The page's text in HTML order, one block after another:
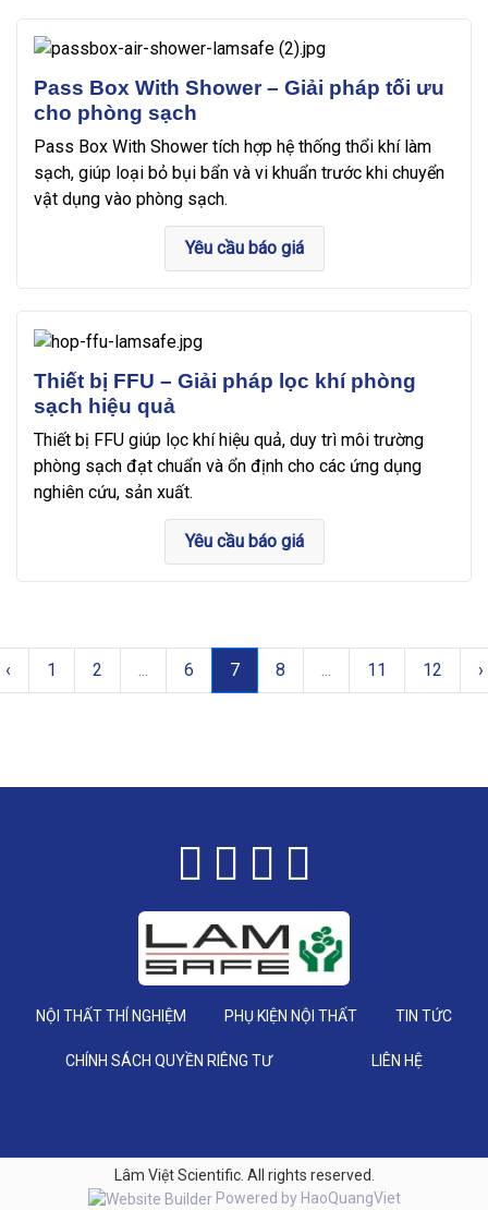
Pass Box With Shower – Giải pháp tối ưu
cho phòng sạch
Pass Box With Shower tích hợp hệ thống thổi khí làm
sạch, giúp loại bỏ bụi bẩn và vi khuẩn trước khi chuyển
vật dụng vào phòng sạch.
Yêu cầu báo giá
Thiết bị FFU – Giải pháp lọc khí phòng
sạch hiệu quả
Thiết bị FFU giúp lọc khí hiệu quả, duy trì môi trường
phòng sạch đạt chuẩn và ổn định cho các ứng dụng
nghiên cứu, sản xuất.
Yêu cầu báo giá
‹ 1 2 ... 6 7 8 ... 11 12 ›
NỘI THẤT THÍ NGHIỆM PHỤ KIỆN NỘI THẤT TIN TỨC
CHÍNH SÁCH QUYỀN RIÊNG TƯ LIÊN HỆ
Lâm Việt Scientific. All rights reserved.
Powered by HaoQuangViet